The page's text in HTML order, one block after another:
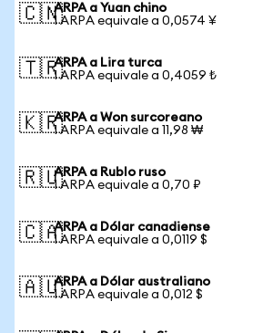
🇨🇳ARPA a Yuan chino
1 ARPA equivale a 0,0574 ¥
🇹🇷ARPA a Lira turca
1 ARPA equivale a 0,4059 ₺
🇰🇷ARPA a Won surcoreano
1 ARPA equivale a 11,98 ₩
🇷🇺ARPA a Rublo ruso
1 ARPA equivale a 0,70 ₽
🇨🇦ARPA a Dólar canadiense
1 ARPA equivale a 0,0119 $
🇦🇺ARPA a Dólar australiano
1 ARPA equivale a 0,012 $